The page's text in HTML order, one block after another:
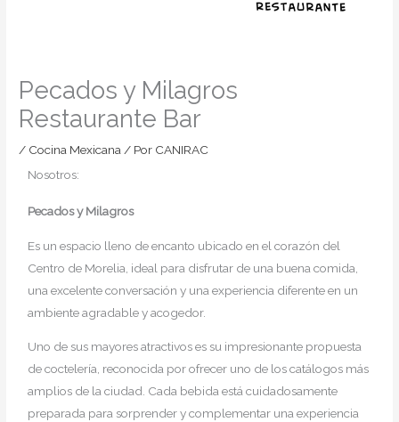
Pecados y Milagros
Restaurante Bar
/ Cocina Mexicana / Por CANIRAC
Nosotros:
Pecados y Milagros
Es un espacio lleno de encanto ubicado en el corazón del
Centro de Morelia, ideal para disfrutar de una buena comida,
una excelente conversación y una experiencia diferente en un
ambiente agradable y acogedor.
Uno de sus mayores atractivos es su impresionante propuesta
de coctelería, reconocida por ofrecer uno de los catálogos más
amplios de la ciudad. Cada bebida está cuidadosamente
preparada para sorprender y complementar una experiencia